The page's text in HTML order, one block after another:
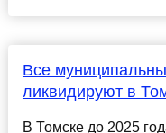
Все
ликвидируют в
В Томске до 2025